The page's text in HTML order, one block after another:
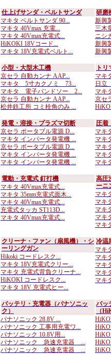
仕上げサンダ・ベルトサンダ
マキタ ベルトサンダ 90...
マキタ 40Vmax 充電...
マキタ 40Vmax充電式...
HiKOKI 18Vコード...
マキタ 18V充電式ベルト...
研磨
新興
三木
ニシ
新興
新興
小型・大型木工機
京セラ 自動カンナ AAP...
マキタ 5寸カクノミ 73...
マキタ 電子バンドソー 2...
京セラ 自動カンナ AAP...
松井鉄工所 コミ栓角のみ ...
ト
マキ
日
マキ
京セ
発電・溶接・プラズマ切断
京セラ ポータブル電源 D...
マキタ インバータ発電機 ...
京セラ ポータブル電源 D...
マキタ インバータ発電機 ...
マキタ インバータ発電機 ...
圧着
マキ
マキ
マキ
マキ
マキ
電動・充電式 釘打機
マキタ 40Vmax充電式...
マキタ 35mm充電式面木...
マキタ 40Vmax充電式...
充電式タッカ ST113D...
マキタ 40Vmax充電式...
高圧
ーニ
マキ
マキ
マキ
マキ
マキ
クリーナ・ファン（扇風機）・シ
ーリングガン
Hikoki コードレスク...
マキタ 18V充電式クリー...
マキタ 充電式背負クリーナ...
HiKOKI コードレスク...
マキタ 18V 充電式ヒー...
冷温
マキ
マキ
マキ
マキ
マキ
バッテリ・充電器（パナソニッ
ク）
パナソニック 28.8V ...
パナソニック 工事用充電ワ...
パナソニック 10.8V用...
パナソニック 急速充電器 ...
パナソニック 急速充電器 ...
バッ
（